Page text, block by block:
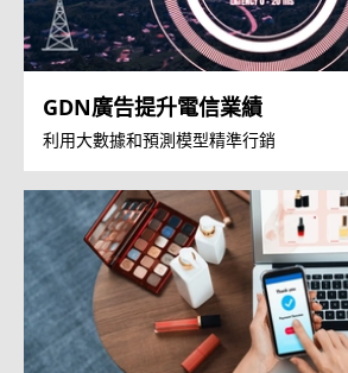
GDN廣告提升電信業績
利用大數據和預測模型精準行銷